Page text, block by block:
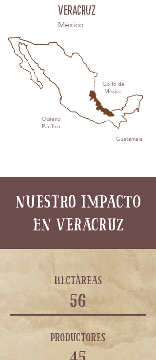
veracruz
México
Golfo de
México
Océano
Pacífico
Guatemala
nuestro impacto
en veracruz
hectàreas
56
productores